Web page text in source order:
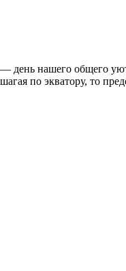
день нашего общего
по экватору, то